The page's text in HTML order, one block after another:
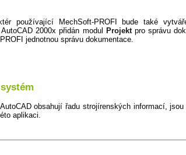
používající MechSoft-PROFI bude také
2000x přidán modul Projektpro správu
jednotnou správu dokumentace.
obsahují řadu strojírenských informací,
aplikaci.